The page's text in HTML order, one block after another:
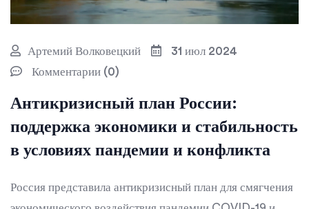
Артемий Волковецкий
31 июл 2024
Комментарии (0)
Антикризисный план России:
поддержка экономики и стабильность
в условиях пандемии и конфликта
Россия представила антикризисный план для смягчения